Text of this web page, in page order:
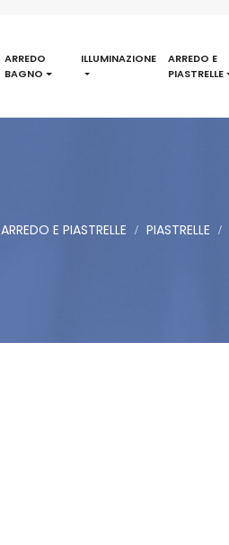
ARREDO
BAGNO
ILLUMINAZIONE
ARREDO E
PIASTRELLE
ARREDO E PIASTRELLE PIASTRELLE